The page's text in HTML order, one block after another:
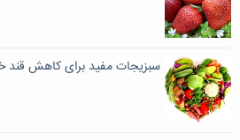
سبزیجات مفید برای کاهش قند